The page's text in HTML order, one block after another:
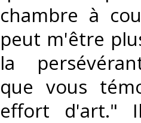
chambre à
peut m'être
la
que vous
effort d'art."